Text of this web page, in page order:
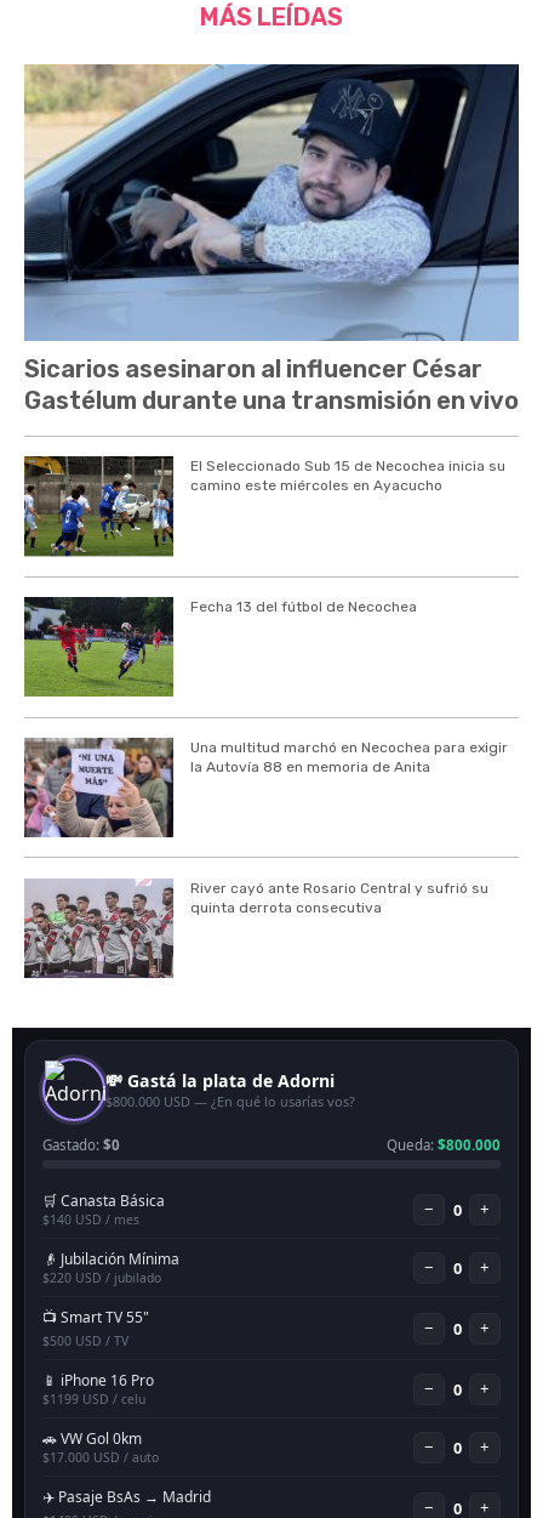
MÁS LEÍDAS
Sicarios asesinaron al influencer César
Gastélum durante una transmisión en vivo
El Seleccionado Sub 15 de Necochea inicia su
camino este miércoles en Ayacucho
Fecha 13 del fútbol de Necochea
Una multitud marchó en Necochea para exigir
la Autovía 88 en memoria de Anita
River cayó ante Rosario Central y sufrió su
quinta derrota consecutiva